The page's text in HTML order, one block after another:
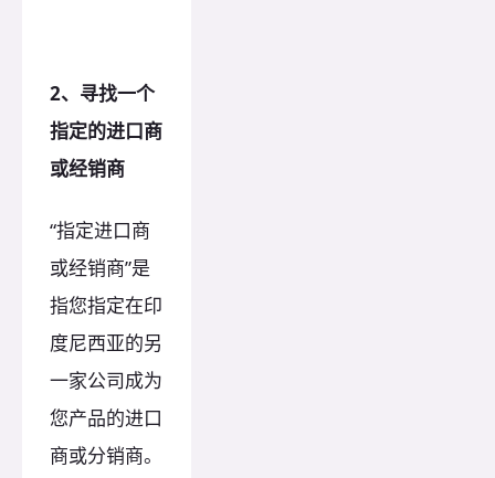
2、寻找一个
指定的进口商
或经销商
“指定进口商
或经销商”是
指您指定在印
度尼西亚的另
一家公司成为
您产品的进口
商或分销商。